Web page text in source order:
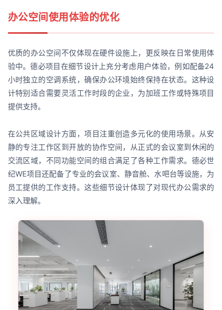
办公空间使用体验的优化
优质的办公空间不仅体现在硬件设施上，更反映在日常使用体
验中。德必项目在细节设计上充分考虑用户体验，例如配备24
小时独立的空调系统，确保办公环境始终保持在状态。这种设
计特别适合需要灵活工作时段的企业，为加班工作或特殊项目
提供支持。
在公共区域设计方面，项目注重创造多元化的使用场景。从安
静的专注工作区到开放的协作空间，从正式的会议室到休闲的
交流区域，不同功能空间的组合满足了各种工作需求。德必世
纪WE项目还配备了专业的会议室、静音舱、水吧台等设施，为
员工提供的工作支持。这些细节设计体现了对现代办公需求的
深入理解。